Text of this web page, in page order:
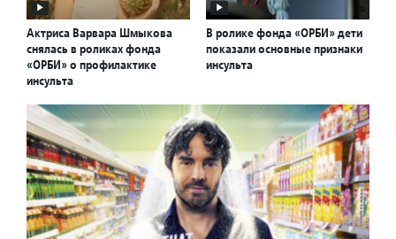
Актриса Варвара Шмыкова
снялась в роликах фонда
«ОРБИ» о профилактике
инсульта
В ролике фонда «ОРБИ» дети
показали основные признаки
инсульта